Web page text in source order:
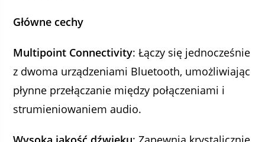
Główne cechy
Multipoint Connectivity: Łączy się jednocześnie
z dwoma urządzeniami Bluetooth, umożliwiając
płynne przełączanie między połączeniami i
strumieniowaniem audio.